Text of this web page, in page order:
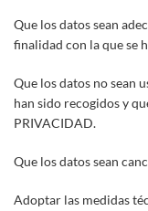
Que los datos sean
finalidad con la que se
Que los datos no sean
han sido recogidos y
PRIVACIDAD.
Que los datos sean
Adoptar las medidas